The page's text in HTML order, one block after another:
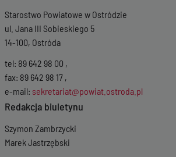
Starostwo Powiatowe w Ostródzie
ul. Jana III Sobieskiego 5
14-100, Ostróda
tel: 89 642 98 00 ,
fax: 89 642 98 17 ,
e-mail: sekretariat@powiat.ostroda.pl
Redakcja biuletynu
Szymon Zambrzycki
Marek Jastrzębski